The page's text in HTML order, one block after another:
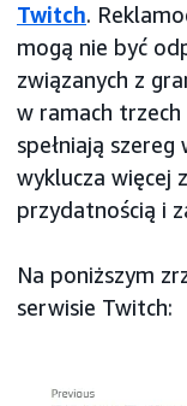
Twitch.
mogą nie być
związanych z
w ramach
spełniają
wyklucza więcej
przydatnością i
Na poniższym
serwisie Twitch: